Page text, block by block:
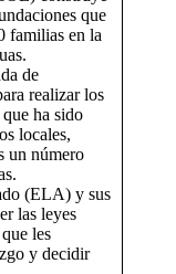
que
familias en la
de
realizar los
ha sido
locales,
un número
(ELA) y sus
las leyes
les
y decidir